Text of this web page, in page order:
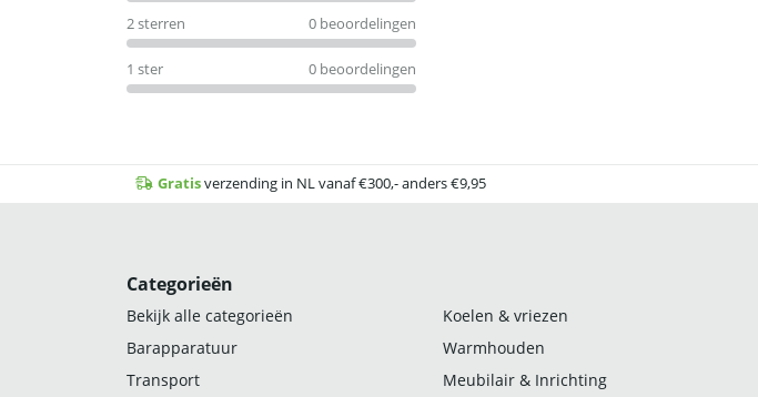
2 sterren 0 beoordelingen
1 ster 0 beoordelingen
Gratisverzending in NL vanaf €300,- anders €9,95
Categorieën
Bekijk alle categorieën Koelen & vriezen
Barapparatuur
Warmhouden
Transport
Meubilair & Inrichting